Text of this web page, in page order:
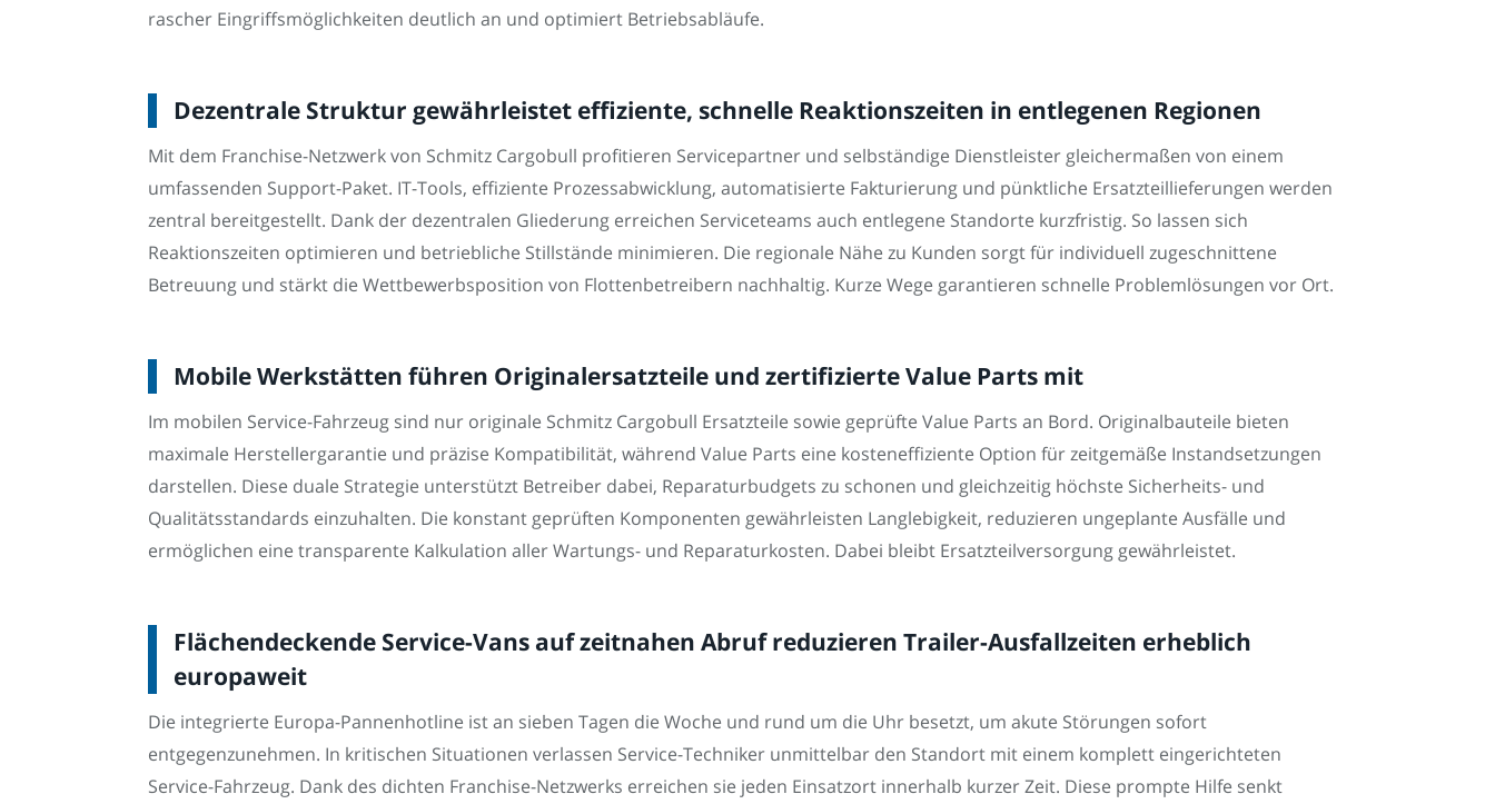
rascher Eingriffsmöglichkeiten deutlich an und optimiert Betriebsabläufe.
Dezentrale Struktur gewährleistet effiziente, schnelle Reaktionszeiten in entlegenen Regionen
Mit dem Franchise-Netzwerk von Schmitz Cargobull profitieren Servicepartner und selbständige Dienstleister gleichermaßen von einem
umfassenden Support-Paket. IT-Tools, effiziente Prozessabwicklung, automatisierte Fakturierung und pünktliche Ersatzteillieferungen werden
zentral bereitgestellt. Dank der dezentralen Gliederung erreichen Serviceteams auch entlegene Standorte kurzfristig. So lassen sich
Reaktionszeiten optimieren und betriebliche Stillstände minimieren. Die regionale Nähe zu Kunden sorgt für individuell zugeschnittene
Betreuung und stärkt die Wettbewerbsposition von Flottenbetreibern nachhaltig. Kurze Wege garantieren schnelle Problemlösungen vor Ort.
Mobile Werkstätten führen Originalersatzteile und zertifizierte Value Parts mit
Im mobilen Service-Fahrzeug sind nur originale Schmitz Cargobull Ersatzteile sowie geprüfte Value Parts an Bord. Originalbauteile bieten
maximale Herstellergarantie und präzise Kompatibilität, während Value Parts eine kosteneffiziente Option für zeitgemäße Instandsetzungen
darstellen. Diese duale Strategie unterstützt Betreiber dabei, Reparaturbudgets zu schonen und gleichzeitig höchste Sicherheits- und
Qualitätsstandards einzuhalten. Die konstant geprüften Komponenten gewährleisten Langlebigkeit, reduzieren ungeplante Ausfälle und
ermöglichen eine transparente Kalkulation aller Wartungs- und Reparaturkosten. Dabei bleibt Ersatzteilversorgung gewährleistet.
Flächendeckende Service-Vans auf zeitnahen Abruf reduzieren Trailer-Ausfallzeiten erheblich
europaweit
Die integrierte Europa-Pannenhotline ist an sieben Tagen die Woche und rund um die Uhr besetzt, um akute Störungen sofort
entgegenzunehmen. In kritischen Situationen verlassen Service-Techniker unmittelbar den Standort mit einem komplett eingerichteten
Service-Fahrzeug. Dank des dichten Franchise-Netzwerks erreichen sie jeden Einsatzort innerhalb kurzer Zeit. Diese prompte Hilfe senkt